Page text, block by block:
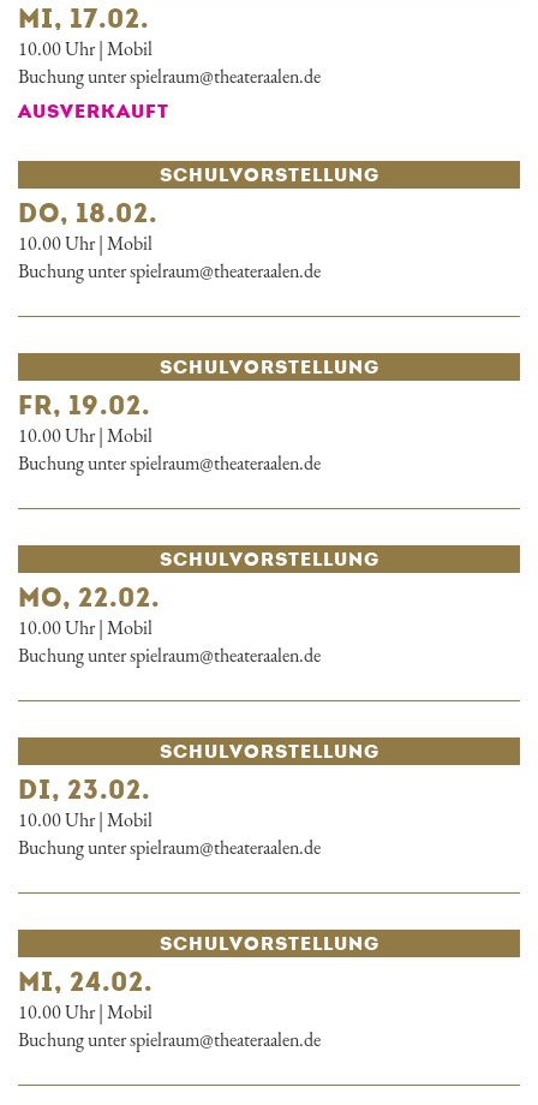
MI, 17.02.
10.00 Uhr | Mobil
Buchung unter spielraum@theateraalen.de
AUSVERKAUFT
SCHUL­VORSTELLUNG
DO, 18.02.
10.00 Uhr | Mobil
Buchung unter spielraum@theateraalen.de
SCHUL­VORSTELLUNG
FR, 19.02.
10.00 Uhr | Mobil
Buchung unter spielraum@theateraalen.de
SCHUL­VORSTELLUNG
MO, 22.02.
10.00 Uhr | Mobil
Buchung unter spielraum@theateraalen.de
SCHUL­VORSTELLUNG
DI, 23.02.
10.00 Uhr | Mobil
Buchung unter spielraum@theateraalen.de
SCHUL­VORSTELLUNG
MI, 24.02.
10.00 Uhr | Mobil
Buchung unter spielraum@theateraalen.de